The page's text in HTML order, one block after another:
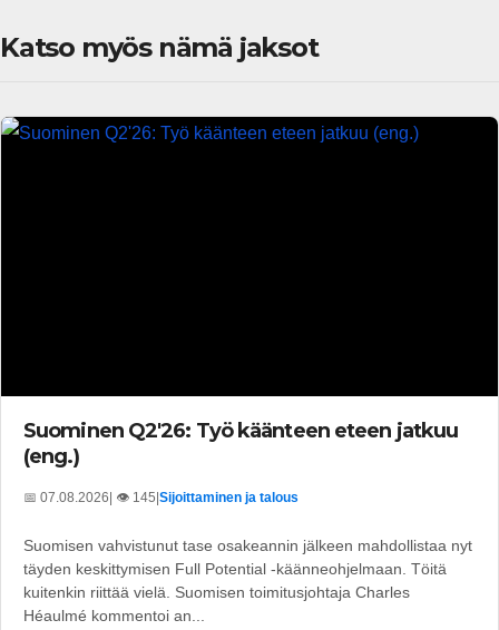
Katso myös nämä jaksot
Suominen Q2'26: Työ käänteen eteen jatkuu
(eng.)
📅 07.08.2026| 👁️ 145|Sijoittaminen ja talous
Suomisen vahvistunut tase osakeannin jälkeen mahdollistaa nyt
täyden keskittymisen Full Potential -käänneohjelmaan. Töitä
kuitenkin riittää vielä. Suomisen toimitusjohtaja Charles
Héaulmé kommentoi an...